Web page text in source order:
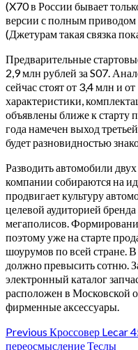
(X70 в России бывает
версии с полным приводом
(Джетурам такая связка
Предварительные
2,9 млн рублей за S07.
сейчас стоят от 3,4 млн и
характеристики,
объявлены ближе к
года намечен выход
будет разновидностью
Разводить автомобили
компании собираются на
продвигает культуру
целевой аудиторией
мегаполисов.
поэтому уже на старте
шоурумов по всей стране.
должно превысить сотню.
электронный каталог
расположен в Московской
фирменные аксессуары.
Continue
Previous Кроссовер Lecar
переосмысление Теслы